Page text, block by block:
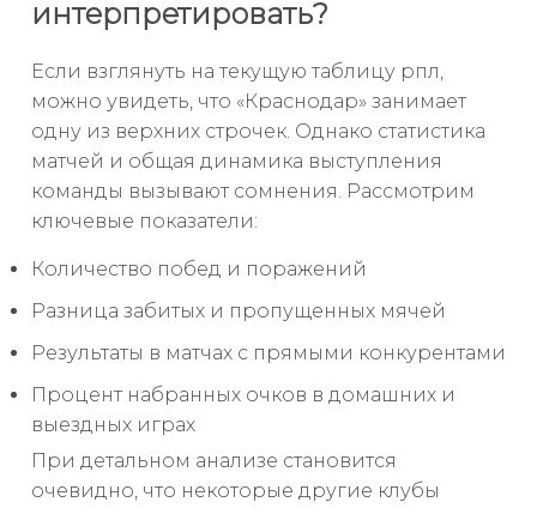
интерпретировать?
Если взглянуть на текущую таблицу рпл,
можно увидеть, что «Краснодар» занимает
одну из верхних строчек. Однако статистика
матчей и общая динамика выступления
команды вызывают сомнения. Рассмотрим
ключевые показатели:
Количество побед и поражений
Разница забитых и пропущенных мячей
Результаты в матчах с прямыми конкурентами
Процент набранных очков в домашних и
выездных играх
При детальном анализе становится
очевидно, что некоторые другие клубы